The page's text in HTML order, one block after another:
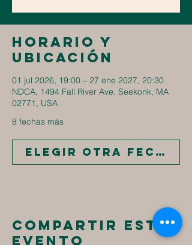
Horario y
ubicación
01 jul 2026, 19:00 – 27 ene 2027, 20:30
NDCA, 1494 Fall River Ave, Seekonk, MA
02771, USA
8 fechas más
Elegir otra fecha
Compartir este
evento